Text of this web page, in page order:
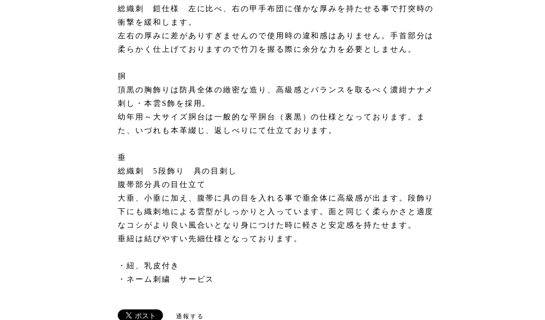
総織刺 鎧仕様 左に比べ、右の甲手布団に僅かな厚みを持たせる事で打突時の
衝撃を緩和します。
左右の厚みに差がありすぎませんので使用時の違和感はありません。手首部分は
柔らかく仕上げておりますので竹刀を握る際に余分な力を必要としません。
胴
頂黒の胸飾りは防具全体の緻密な造り、高級感とバランスを取るべく濃紺ナナメ
刺し・本雲S飾を採用。
幼年用～大サイズ胴台は一般的な平胴台（裏黒）の仕様となっております。ま
た、いづれも本革綴じ、返しべりにて仕立ております。
垂
総織刺 5段飾り 具の目刺し
腹帯部分具の目仕立て
大垂、小垂に加え、腹帯に具の目を入れる事で垂全体に高級感が出ます。段飾り
下にも織刺地による雲型がしっかりと入っています。面と同じく柔らかさと適度
なコシがより良い風合いとなり身につけた時に軽さと安定感を持たせます。
垂紐は結びやすい先細仕様となっております。
・紐、乳皮付き
・ネーム刺繍 サービス
通報する